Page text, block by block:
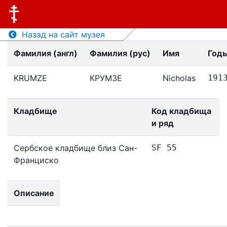
Назад на сайт музея
Фамилия (англ)
Фамилия (рус) Имя
KRUMZE КРУМЗЕ Nicholas
Кладбище
Код кладбища
и ряд
Сербское кладбище близ Сан-
Франциско
SF 55
Описание